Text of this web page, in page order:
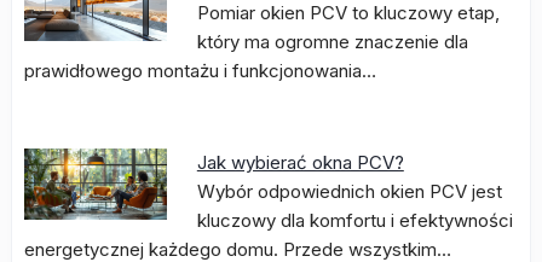
Pomiar okien PCV to kluczowy etap,
który ma ogromne znaczenie dla
prawidłowego montażu i funkcjonowania…
Jak wybierać okna PCV?
Wybór odpowiednich okien PCV jest
kluczowy dla komfortu i efektywności
energetycznej każdego domu. Przede wszystkim…